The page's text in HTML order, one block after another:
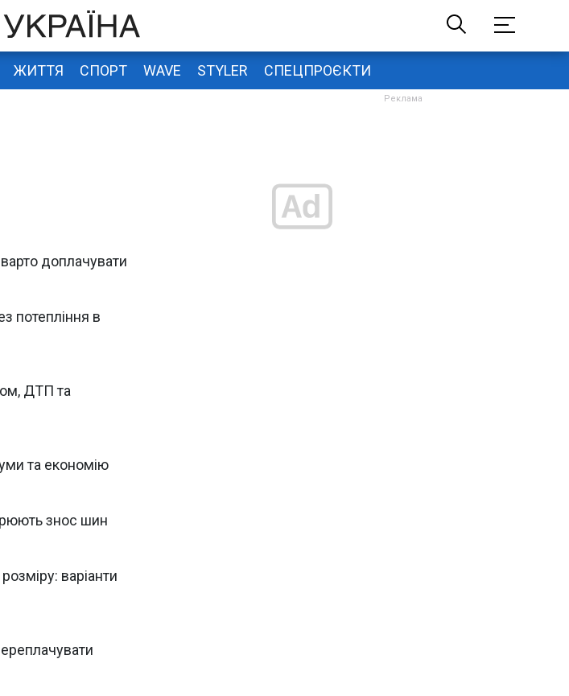
ЖИТТЯ СПОРТ WAVE STYLER СПЕЦПРОЄКТИ
доплачувати
потепління в
ДТП та
та економію
знос шин
варіанти